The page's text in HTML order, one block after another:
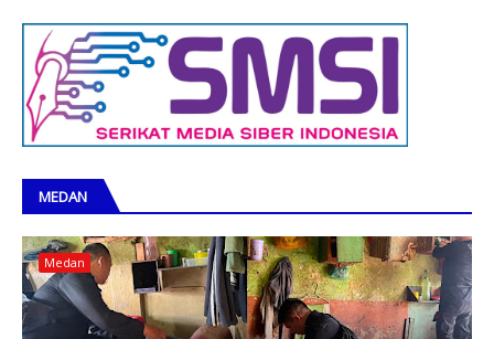
MEDAN
Medan